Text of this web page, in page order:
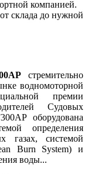
компанией.
склада до нужной
стремительно
водномоторной
премии
Судовых
оборудована
определения
газах, системой
Burn System) и
воды...